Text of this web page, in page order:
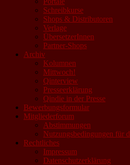
Schreibkurse
Shops & Distributoren
Verlage
ÜbersetzerInnen
Partner-Shops
Archiv
Kolumnen
Mittwoch!
Qinterview
Presseerklärung
Qindie in der Presse
Bewerbungsformular
Mitgliederforum
Abstimmungen
Nutzungsbedingungen für
Rechtliches
Impressum
Datenschutzerklärung